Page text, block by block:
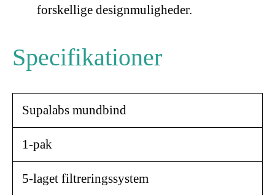
forskellige designmuligheder.
Specifikationer
Supalabs mundbind
1-pak
5-laget filtreringssystem